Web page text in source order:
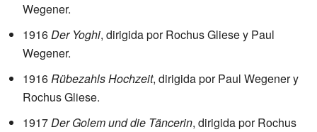
Wegener.
1916Der Yoghi, dirigida por Rochus Gliese y Paul
Wegener.
1916Rübezahls Hochzeit, dirigida por Paul Wegener y
Rochus Gliese.
1917Der Golem und die Täncerin, dirigida por Rochus